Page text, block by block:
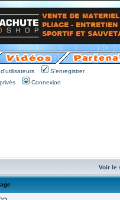
S'enregistrer
Connexion
Voir le